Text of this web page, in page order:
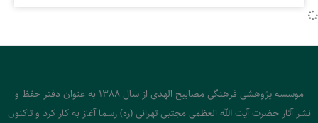
موسسه پژوهشی فرهنگی مصابیح الهدی از سال 1388 به عنوان دفتر حفظ و
نشر آثار حضرت آیت الله العظمی مجتبی تهرانی (ره) رسما آغاز به کار کرد و تاکنون